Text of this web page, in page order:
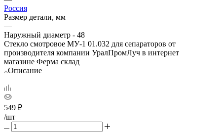
Россия
Размер детали, мм
—
Наружный диаметр - 48
Стекло смотровое МУ-1 01.032 для сепараторов от
производителя компании УралПромЛуч в интернет
магазине Ферма склад
Описание
549 ₽
/шт